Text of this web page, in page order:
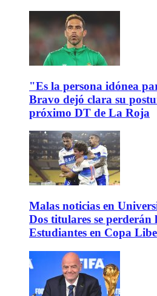
"Es la persona idónea
Bravo dejó clara su
próximo DT de La Roja
Malas noticias en
Dos titulares se perderán
Estudiantes en Copa